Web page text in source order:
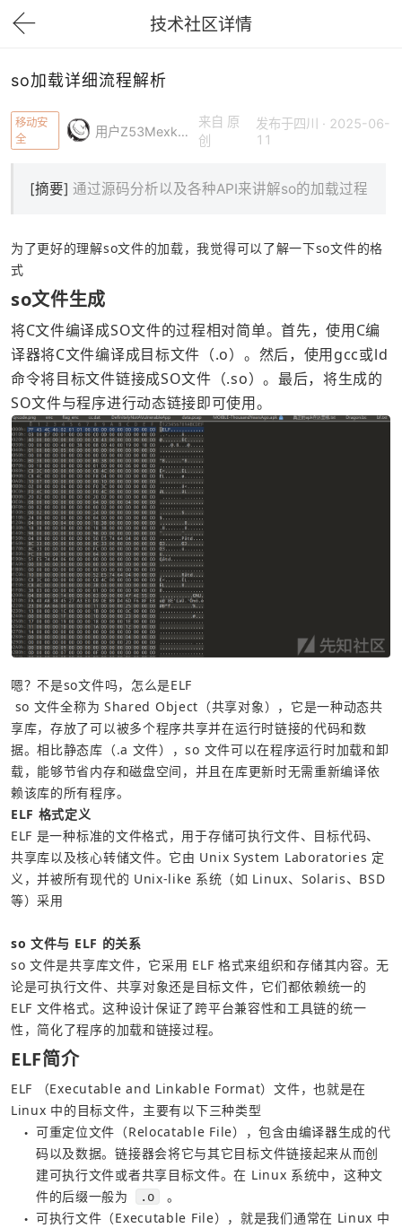
技术社区详情
下拉刷新
so加载详细流程解析
移动安
全
用户Z53Mexk87N
来自 原
创
发布于四川 · 2025-06-
11
[摘要] 通过源码分析以及各种API来讲解so的加载过程
为了更好的理解so文件的加载，我觉得可以了解一下so文件的格
式
so文件生成
将C文件编译成SO文件的过程相对简单。首先，使用C编
译器将C文件编译成目标文件（.o）。然后，使用gcc或ld
命令将目标文件链接成SO文件（.so）。最后，将生成的
SO文件与程序进行动态链接即可使用。
嗯？不是so文件吗，怎么是ELF
享库，存放了可以被多个程序共享并在运行时链接的代码和数
据。相比静态库（.a 文件），so 文件可以在程序运行时加载和卸
载，能够节省内存和磁盘空间，并且在库更新时无需重新编译依
赖该库的所有程序。
ELF 格式定义
ELF 是一种标准的文件格式，用于存储可执行文件、目标代码、
共享库以及核心转储文件。它由 Unix System Laboratories 定
义，并被所有现代的 Unix-like 系统（如 Linux、Solaris、BSD
等）采用
so 文件与 ELF 的关系
so 文件是共享库文件，它采用 ELF 格式来组织和存储其内容。无
论是可执行文件、共享对象还是目标文件，它们都依赖统一的
ELF 文件格式。这种设计保证了跨平台兼容性和工具链的统一
性，简化了程序的加载和链接过程。
ELF简介
ELF （Executable and Linkable Format）文件，也就是在
Linux 中的目标文件，主要有以下三种类型
●
可重定位文件（Relocatable File），包含由编译器生成的代
码以及数据。链接器会将它与其它目标文件链接起来从而创
建可执行文件或者共享目标文件。在 Linux 系统中，这种文
件的后缀一般为
.o 。
●
可执行文件（Executable File），就是我们通常在 Linux 中